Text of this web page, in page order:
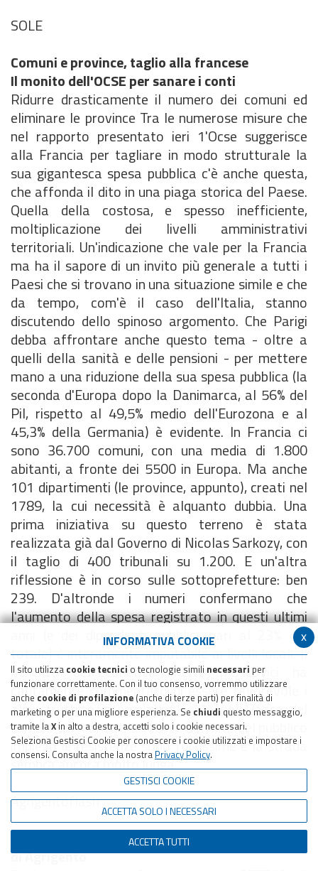
x
INFORMATIVA COOKIE
Il sito utilizza cookie tecnici o tecnologie simili necessari per
funzionare correttamente. Con il tuo consenso, vorremmo utilizzare
anche cookie di profilazione (anche di terze parti) per finalità di
marketing o per una migliore esperienza. Se chiudi questo messaggio,
tramite laX in alto a destra, accetti solo i cookie necessari.
Seleziona Gestisci Cookie per conoscere i cookie utilizzati e impostare i
consensi. Consulta anche la nostra Privacy Policy.
GESTISCI COOKIE
ACCETTA SOLO I NECESSARI
ACCETTA TUTTI
SOLE
Comuni e province, taglio alla francese
Il monito dell'OCSE per sanare i conti
Ridurre drasticamente il numero dei comuni ed
eliminare le province Tra le numerose misure che
nel rapporto presentato ieri 1'Ocse suggerisce
alla Francia per tagliare in modo strutturale la
sua gigantesca spesa pubblica c'è anche questa,
che affonda il dito in una piaga storica del Paese.
Quella della costosa, e spesso inefficiente,
moltiplicazione dei livelli amministrativi
territoriali. Un'indicazione che vale per la Francia
ma ha il sapore di un invito più generale a tutti i
Paesi che si trovano in una situazione simile e che
da tempo, com'è il caso dell'Italia, stanno
discutendo dello spinoso argomento. Che Parigi
debba affrontare anche questo tema - oltre a
quelli della sanità e delle pensioni - per mettere
mano a una riduzione della sua spesa pubblica (la
seconda d'Europa dopo la Danimarca, al 56% del
Pil, rispetto al 49,5% medio dell'Eurozona e al
45,3% della Germania) è evidente. In Francia ci
sono 36.700 comuni, con una media di 1.800
abitanti, a fronte dei 5500 in Europa. Ma anche
101 dipartimenti (le province, appunto), creati nel
1789, la cui necessità è alquanto dubbia. Una
prima iniziativa su questo terreno è stata
realizzata già dal Governo di Nicolas Sarkozy, con
il taglio di 400 tribunali su 1.200. E un'altra
riflessione è in corso sulle sottoprefetture: ben
239. D'altronde i numeri confermano che
l'aumento della spesa registrato in questi ultimi
anni (e dei dipendenti pubblici, pari al 23% del
totale) è interamente imputabile ai livelli locali. Il
ministro dell'Economia Pierre Moscovici ha
cautamente commentato di essere favorevole i
alle strutture intercomunali. Ma nel Paese del
cumulo dei mandati elettivi e del mito del pubblico
impiego le resistenze sono fortissime e la strada
sembra ancora molto lunga.
Agrigentoflash
Cisl, Maurizio Saia eletto segretario territoriale
di Agrigento